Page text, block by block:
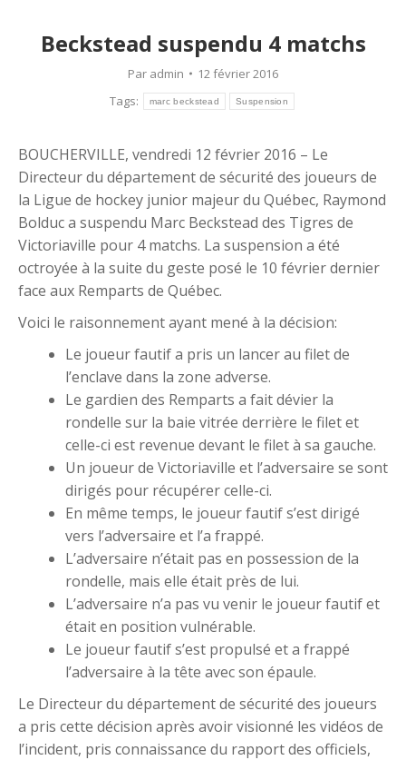
Beckstead suspendu 4 matchs
Par admin
12 février 2016
Tags:
marc beckstead Suspension
BOUCHERVILLE, vendredi 12 février 2016 – Le
Directeur du département de sécurité des joueurs de
la Ligue de hockey junior majeur du Québec, Raymond
Bolduc a suspendu Marc Beckstead des Tigres de
Victoriaville pour 4 matchs. La suspension a été
octroyée à la suite du geste posé le 10 février dernier
face aux Remparts de Québec.
Voici le raisonnement ayant mené à la décision:
Le joueur fautif a pris un lancer au filet de
l’enclave dans la zone adverse.
Le gardien des Remparts a fait dévier la
rondelle sur la baie vitrée derrière le filet et
celle-ci est revenue devant le filet à sa gauche.
Un joueur de Victoriaville et l’adversaire se sont
dirigés pour récupérer celle-ci.
En même temps, le joueur fautif s’est dirigé
vers l’adversaire et l’a frappé.
L’adversaire n’était pas en possession de la
rondelle, mais elle était près de lui.
L’adversaire n’a pas vu venir le joueur fautif et
était en position vulnérable.
Le joueur fautif s’est propulsé et a frappé
l’adversaire à la tête avec son épaule.
Le Directeur du département de sécurité des joueurs
a pris cette décision après avoir visionné les vidéos de
l’incident, pris connaissance du rapport des officiels,